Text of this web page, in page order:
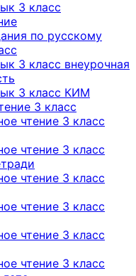
3 класс
по русскому
3 класс внеурочная
3 класс КИМ
3 класс
чтение 3 класс
чтение 3 класс
чтение 3 класс
чтение 3 класс
чтение 3 класс
чтение 3 класс